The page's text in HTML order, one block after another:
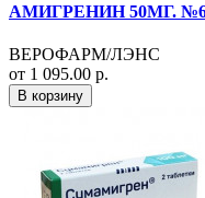
АМИГРЕНИН 50МГ.
ВЕРОФАРМ/ЛЭНС
от 1 095.00 р.
В корзину